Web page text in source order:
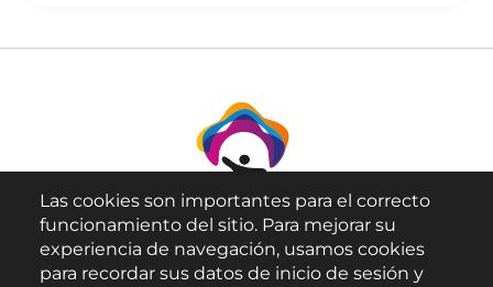
Las cookies son importantes para el correcto
funcionamiento del sitio. Para mejorar su
experiencia de navegación, usamos cookies
para recordar sus datos de inicio de sesión y